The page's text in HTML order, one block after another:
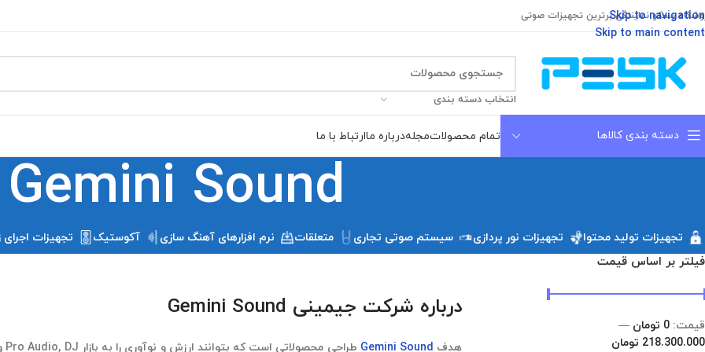
Skip to navigation
Skip to main content
پسکو نمایندگی برترین تجهیزات صوتی
انتخاب دسته بندی
دسته بندی کالاها تمام محصولاتمجلهدرباره ماارتباط با ما
Gemini Sound
تجهیزات تولید محتوا تجهیزات نور پردازی سیستم صوتی تجاری متعلقات نرم افزارهای آهنگ سازی آکوستیک تجهیزات اجرای
فیلتر بر اساس قیمت
قیمت: 0 تومان
—
218.300.000 تومان
درباره شرکت جیمینی Gemini Sound
هدف Gemini Sound